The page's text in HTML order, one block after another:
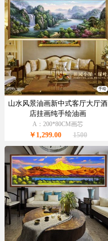
手绘
山水风景油画新中式客厅大厅酒
店挂画纯手绘油画
A：200*80CM画芯
￥1,299.00 1500